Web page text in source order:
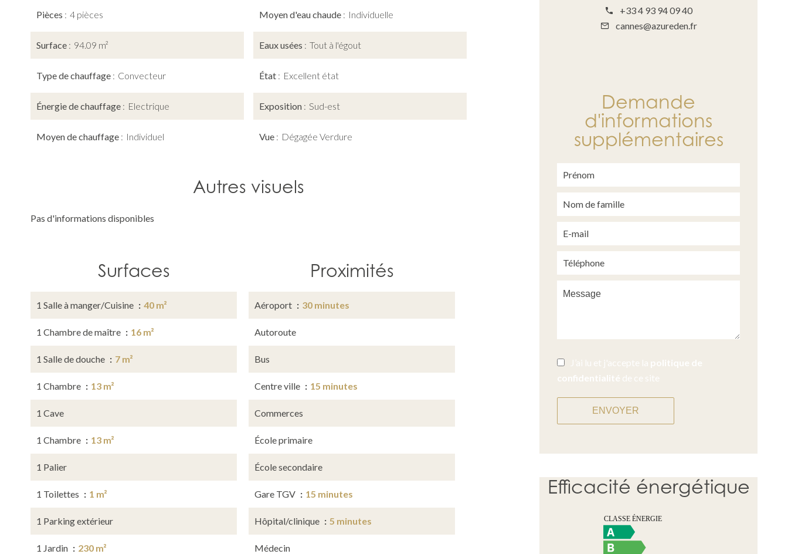
Pièces 4 pièces
Surface 94.09 m²
Type de chauffage Convecteur
Énergie de chauffage Electrique
Moyen de chauffage Individuel
Moyen d'eau chaude Individuelle
Eaux usées Tout à l'égout
État Excellent état
Exposition Sud-est
Vue Dégagée Verdure
Autres visuels
Pas d'informations disponibles
Surfaces
1 Salle à manger/Cuisine 40 m²
1 Chambre de maître 16 m²
1 Salle de douche 7 m²
1 Chambre 13 m²
1 Cave
1 Chambre 13 m²
1 Palier
1 Toilettes 1 m²
1 Parking extérieur
1 Jardin 230 m²
Proximités
Aéroport 30 minutes
Autoroute
Bus
Centre ville 15 minutes
Commerces
École primaire
École secondaire
Gare TGV 15 minutes
Hôpital/clinique 5 minutes
Médecin
+33 4 93 94 09 40
cannes@azureden.fr
Demande
d'informations
supplémentaires
J’ai lu et j'accepte la politique de
confidentialité de ce site
ENVOYER
Efficacité énergétique